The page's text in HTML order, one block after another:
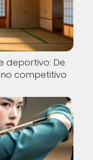
deportivo: De
competitivo